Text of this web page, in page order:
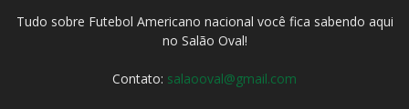
Tudo sobre Futebol Americano nacional você fica sabendo aqui
no Salão Oval!
Contato: salaooval@gmail.com